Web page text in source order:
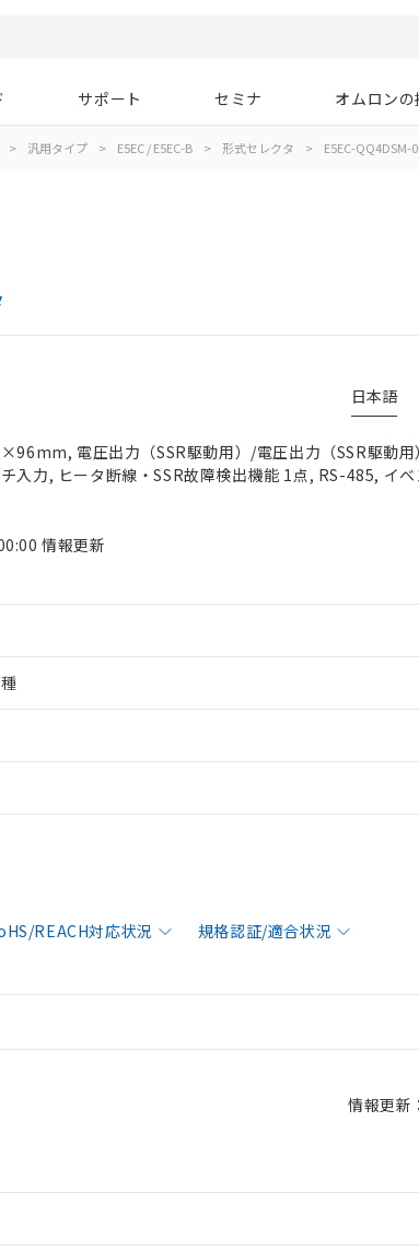
サポート セミナ オムロン
> 汎用タイプ > E5EC / E5EC-B > 形式セレクタ > E5EC-QQ4DSM-
日本語
電圧出力（SSR駆動用）/電圧出力（SSR駆動用
入力, ヒータ断線・SSR故障検出機能 1点, RS-485, イ
情報更新
REACH対応状況 規格認証/適合状況
情報更